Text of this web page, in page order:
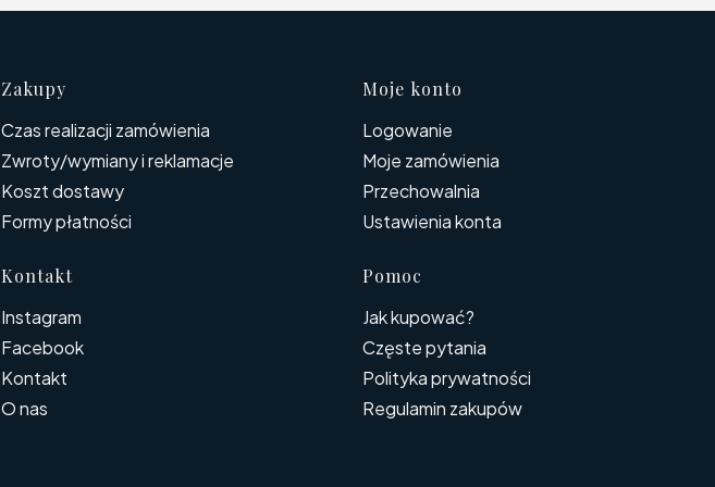
Linki w stopce
Zakupy
Czas realizacji zamówienia
Zwroty/wymiany i reklamacje
Koszt dostawy
Formy płatności
Moje konto
Logowanie
Moje zamówienia
Przechowalnia
Ustawienia konta
Kontakt
Instagram
Facebook
Kontakt
O nas
Pomoc
Jak kupować?
Częste pytania
Polityka prywatności
Regulamin zakupów